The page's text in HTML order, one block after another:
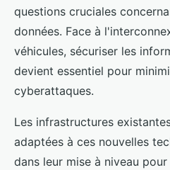
questions cruciales
données. Face à
véhicules, sécuriser les
devient essentiel pour
cyberattaques.
Les infrastructures
adaptées à ces nouvelles
dans leur mise à niveau